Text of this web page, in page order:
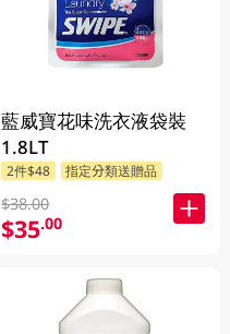
藍威寶花味洗衣液袋裝
1.8LT
2件$48 指定分類送贈品
$38.00
$35.00